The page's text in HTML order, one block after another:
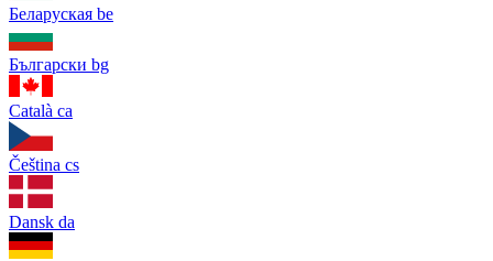
Беларуская be
Български bg
Català ca
Čeština cs
Dansk da